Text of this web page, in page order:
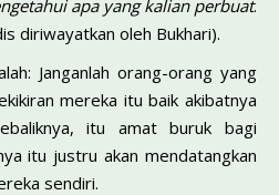
apa yang kalian perbuat.
diriwayatkan oleh Bukhari).
Janganlah orang-orang yang
mereka itu baik akibatnya
itu amat buruk bagi
itu justru akan mendatangkan
sendiri.